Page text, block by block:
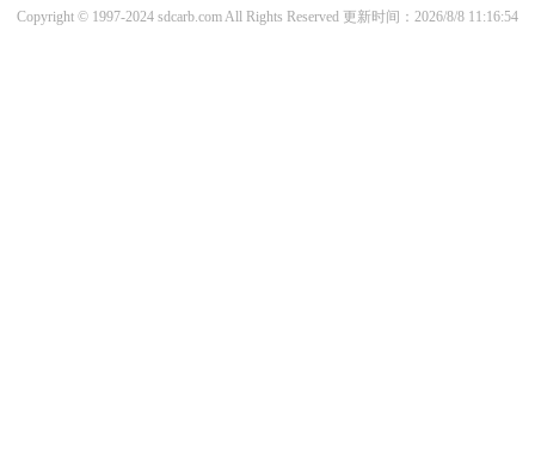
Copyright © 1997-2024 sdcarb.com All Rights Reserved 更新时间：2026/8/8 11:16:54